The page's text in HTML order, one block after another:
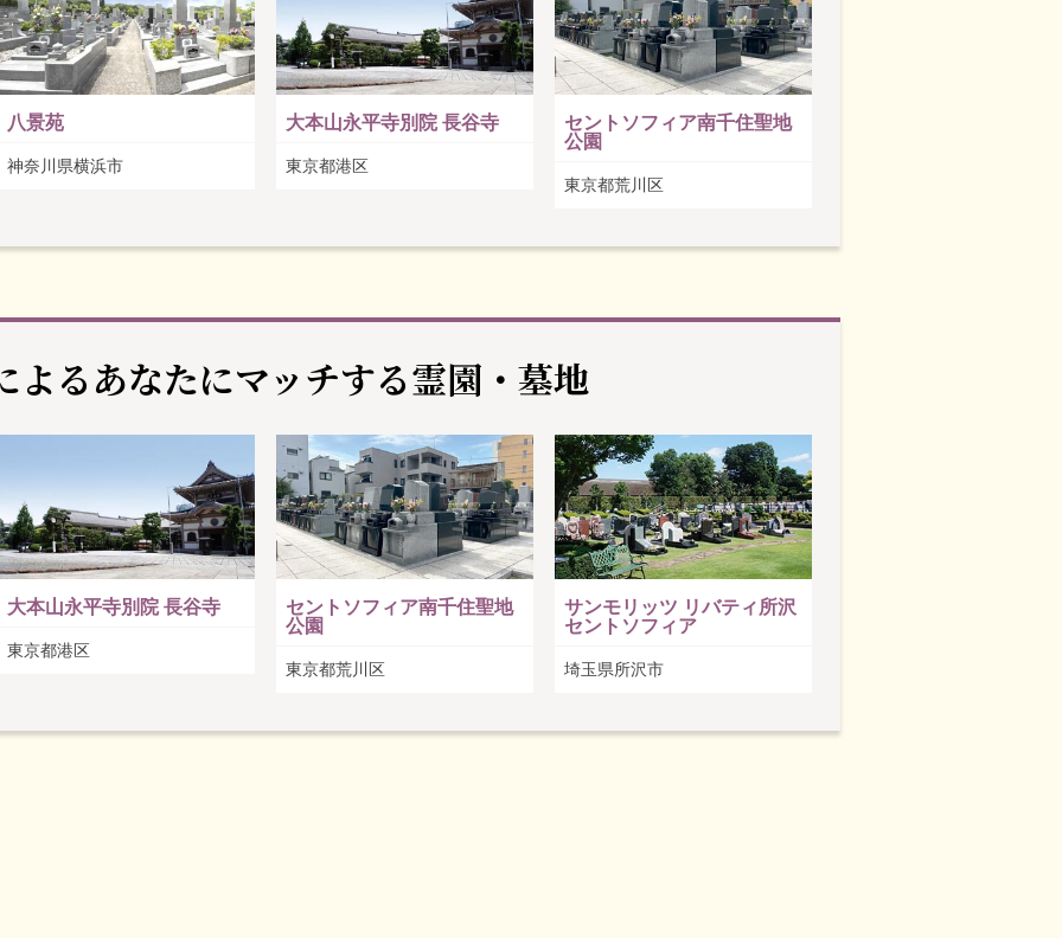
八景苑
神奈川県横浜市
大本山永平寺別院 長谷寺
東京都港区
セントソフィア南千住聖地
公園
東京都荒川区
よるあなたにマッチする霊園・墓地
大本山永平寺別院 長谷寺
東京都港区
セントソフィア南千住聖地
公園
東京都荒川区
サンモリッツ リバティ所沢
セントソフィア
埼玉県所沢市